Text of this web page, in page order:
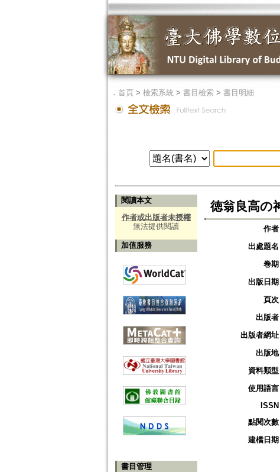
． 首頁> 檢索系統> 書目檢索> 書目明細
閱讀本文
作者或出版者未授權
無法提供閱讀
加值服務
書目管理
徳翁良高の
作者
出處題名
卷期
出版日期
頁次
出版者
出版者網址
出版地
資料類型
使用語言
ISSN
點閱次數
建檔日期